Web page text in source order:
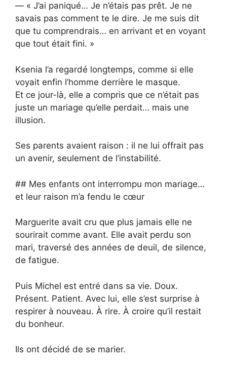
— « J’ai paniqué… Je n’étais pas prêt. Je ne
savais pas comment te le dire. Je me suis dit
que tu comprendrais… en arrivant et en voyant
que tout était fini. »
Ksenia l’a regardé longtemps, comme si elle
voyait enfin l’homme derrière le masque.
Et ce jour-là, elle a compris que ce n’était pas
juste un mariage qu’elle perdait… mais une
illusion.
Ses parents avaient raison : il ne lui offrait pas
un avenir, seulement de l’instabilité.
## Mes enfants ont interrompu mon mariage…
et leur raison m’a fendu le cœur
Marguerite avait cru que plus jamais elle ne
sourirait comme avant. Elle avait perdu son
mari, traversé des années de deuil, de silence,
de fatigue.
Puis Michel est entré dans sa vie. Doux.
Présent. Patient. Avec lui, elle s’est surprise à
respirer à nouveau. À rire. À croire qu’il restait
du bonheur.
Ils ont décidé de se marier.